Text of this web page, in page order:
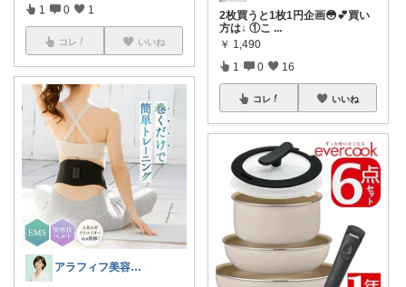
1 0 1
コレ いいね
アラフィフ美容研究所
2枚買うと1枚1円企画😳💕買い
方は↓ ①こ ...
￥ 1,490
1 0 16
コレ いいね